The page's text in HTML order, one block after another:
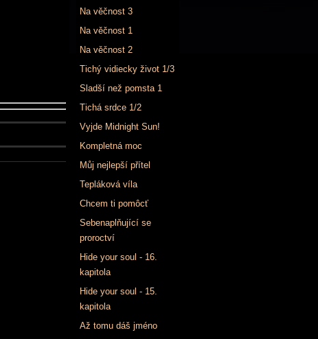
Na věčnost 3
Na věčnost 1
Na věčnost 2
Tichý vidiecky život 1/3
Sladší než pomsta 1
Tichá srdce 1/2
Vyjde Midnight Sun!
Kompletná moc
Můj nejlepší přítel
Tepláková víla
Chcem ti pomôcť
Sebenaplňující se
proroctví
Hide your soul - 16.
kapitola
Hide your soul - 15.
kapitola
Až tomu dáš jméno